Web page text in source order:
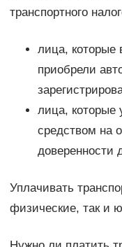
транспортного
лица, которые
приобрели
лица, которые
средством на
доверенности
Уплачивать
физические, так и